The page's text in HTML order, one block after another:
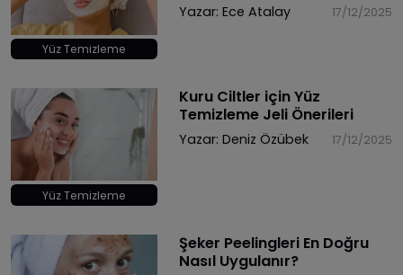
Yüz Temizleme
Yazar: Ece Atalay 17/12/2025
Yüz Temizleme
Kuru Ciltler için Yüz
Temizleme Jeli Önerileri
Yazar: Deniz Özübek 17/12/2025
Şeker Peelingleri En Doğru
Nasıl Uygulanır?